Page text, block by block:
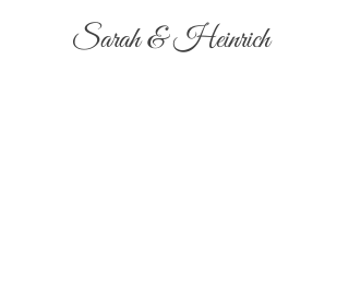
Sarah & Heinrich